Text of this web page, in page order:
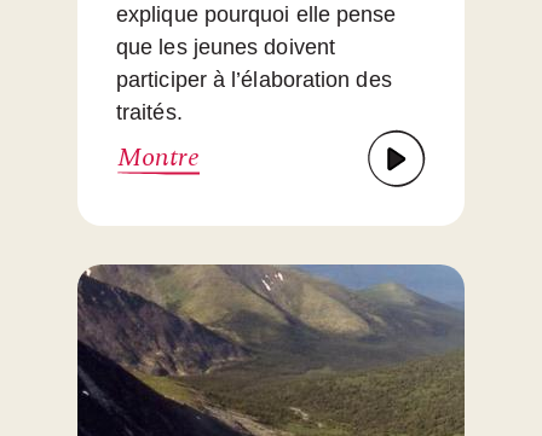
explique pourquoi elle pense
que les jeunes doivent
participer à l’élaboration des
traités.
Montre